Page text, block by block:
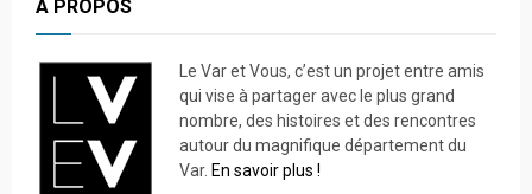
A PROPOS
Le Var et Vous, c’est un projet entre amis
qui vise à partager avec le plus grand
nombre, des histoires et des rencontres
autour du magnifique département du
Var. En savoir plus !